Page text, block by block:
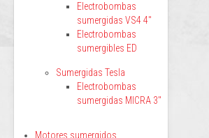
Electrobombas
sumergidas VS4 4"
Electrobombas
sumergibles ED
Sumergidas Tesla
Electrobombas
sumergidas MICRA 3"
Motores sumergidos